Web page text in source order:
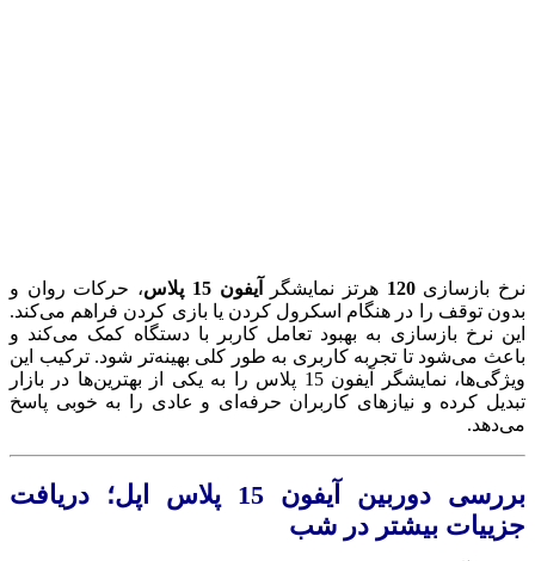
نرخ بازسازی120 هرتز نمایشگر آیفون 15 پلاس
، حرکات روان و
بدون توقف را در هنگام اسکرول کردن یا بازی کردن فراهم می‌کند.
این نرخ بازسازی به بهبود تعامل کاربر با دستگاه کمک می‌کند و
باعث می‌شود تا تجربه کاربری به طور کلی بهینه‌تر شود. ترکیب این
ویژگی‌ها، نمایشگر آیفون 15 پلاس را به یکی از بهترین‌ها در بازار
تبدیل کرده و نیازهای کاربران حرفه‌ای و عادی را به خوبی پاسخ
می‌دهد.
بررسی دوربین آیفون 15 پلاس اپل؛ دریافت
جزییات بیشتر در شب